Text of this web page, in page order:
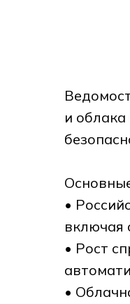
и
•
включая
• Рост
•